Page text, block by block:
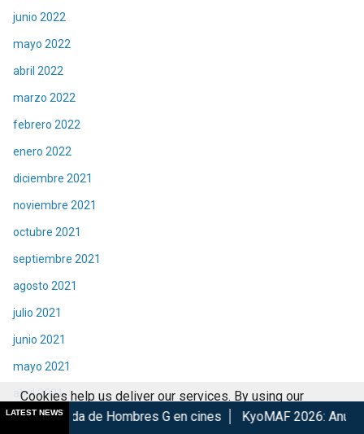
junio 2022
mayo 2022
abril 2022
marzo 2022
febrero 2022
enero 2022
diciembre 2021
noviembre 2021
octubre 2021
septiembre 2021
agosto 2021
julio 2021
junio 2021
mayo 2021
abril 2021
marzo 2021
LATEST NEWS
Hombres G en cines KyoMAF 2026: Anuncian
Cookies help us deliver our services. By using our
services, you agree to our use of cookies.
Got it